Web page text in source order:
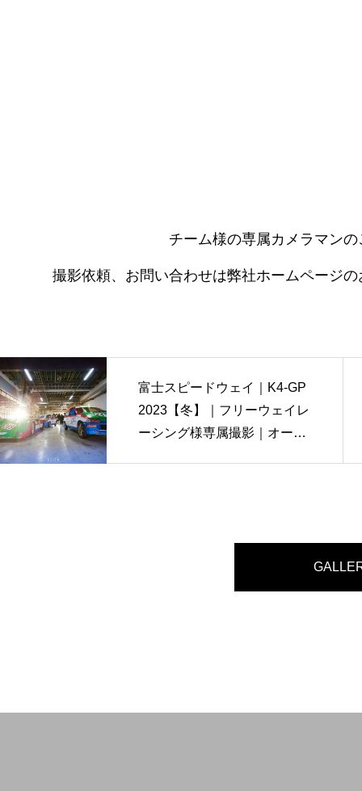
チーム様の専属カメラマン
撮影依頼、お問い合わせは弊社ホームページ
富士スピードウェイ｜K4-GP
2023【冬】｜フリーウェイレ
ーシング様専属撮影｜オープ